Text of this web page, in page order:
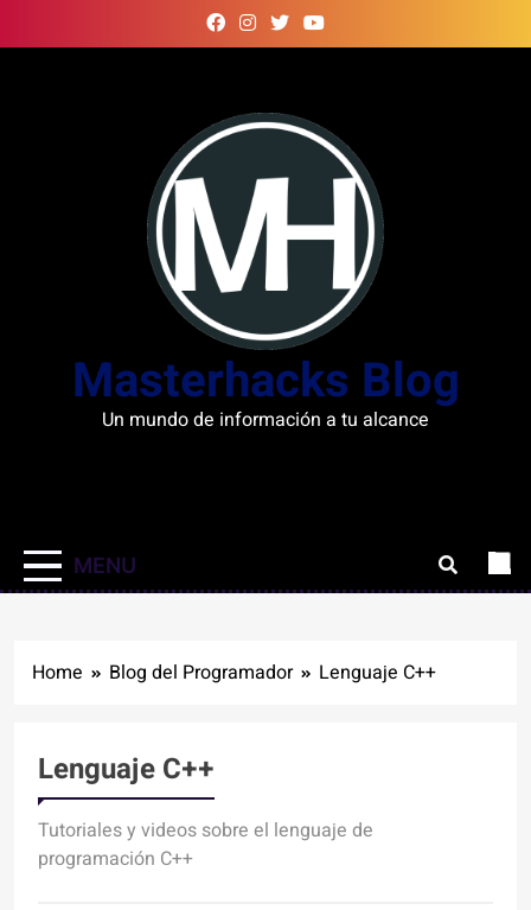
to
Masterhacks Blog
Un mundo de información a tu alcance
MENU
Home Blog del Programador Lenguaje C++
Lenguaje C++
Tutoriales y videos sobre el lenguaje de
programación C++